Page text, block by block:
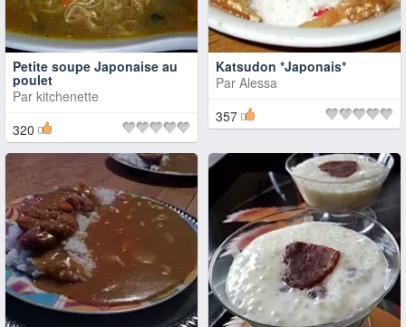
Petite soupe Japonaise au
poulet
Par kitchenette
320
Katsudon *Japonais*
Par Alessa
357